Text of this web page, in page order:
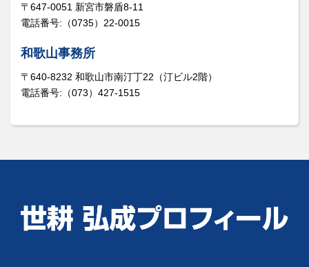
〒647-0051 新宮市磐盾8-11
電話番号:（0735）22-0015
和歌山事務所
〒640-8232 和歌山市南汀丁22（汀ビル2階）
電話番号:（073）427-1515